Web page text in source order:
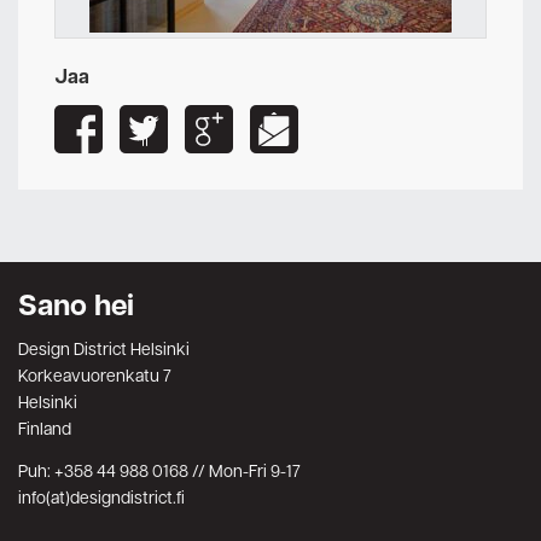
Jaa
Sano hei
Design District Helsinki
Korkeavuorenkatu 7
Helsinki
Finland
Puh: +358 44 988 0168 // Mon-Fri 9-17
info(at)designdistrict.fi